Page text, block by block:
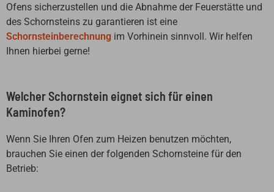
Ofens sicherzustellen und die Abnahme der Feuerstätte und
des Schornsteins zu garantieren ist eine
Schornsteinberechnung im Vorhinein sinnvoll. Wir helfen
Ihnen hierbei gerne!
Welcher Schornstein eignet sich für einen
Kaminofen?
Wenn Sie Ihren Ofen zum Heizen benutzen möchten,
brauchen Sie einen der folgenden Schornsteine für den
Betrieb: